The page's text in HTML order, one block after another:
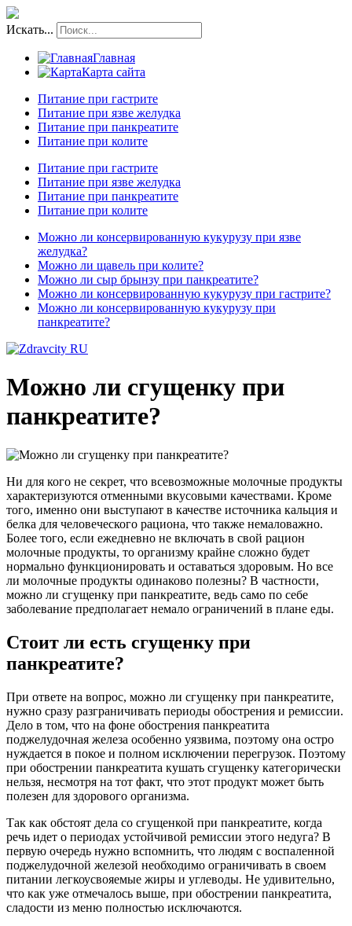
Искать...
Главная
Карта сайта
Питание при гастрите
Питание при язве желудка
Питание при панкреатите
Питание при колите
Питание при гастрите
Питание при язве желудка
Питание при панкреатите
Питание при колите
Можно ли консервированную кукурузу при язве
желудка?
Можно ли щавель при колите?
Можно ли сыр брынзу при панкреатите?
Можно ли консервированную кукурузу при гастрите?
Можно ли консервированную кукурузу при
панкреатите?
Можно ли сгущенку при
панкреатите?
Ни для кого не секрет, что всевозможные молочные продукты
характеризуются отменными вкусовыми качествами. Кроме
того, именно они выступают в качестве источника кальция и
белка для человеческого рациона, что также немаловажно.
Более того, если ежедневно не включать в свой рацион
молочные продукты, то организму крайне сложно будет
нормально функционировать и оставаться здоровым. Но все
ли молочные продукты одинаково полезны? В частности,
можно ли сгущенку при панкреатите, ведь само по себе
заболевание предполагает немало ограничений в плане еды.
Стоит ли есть сгущенку при
панкреатите?
При ответе на вопрос, можно ли сгущенку при панкреатите,
нужно сразу разграничивать периоды обострения и ремиссии.
Дело в том, что на фоне обострения панкреатита
поджелудочная железа особенно уязвима, поэтому она остро
нуждается в покое и полном исключении перегрузок. Поэтому
при обострении панкреатита кушать сгущенку категорически
нельзя, несмотря на тот факт, что этот продукт может быть
полезен для здорового организма.
Так как обстоят дела со сгущенкой при панкреатите, когда
речь идет о периодах устойчивой ремиссии этого недуга? В
первую очередь нужно вспомнить, что людям с воспаленной
поджелудочной железой необходимо ограничивать в своем
питании легкоусвояемые жиры и углеводы. Не удивительно,
что как уже отмечалось выше, при обострении панкреатита,
сладости из меню полностью исключаются.